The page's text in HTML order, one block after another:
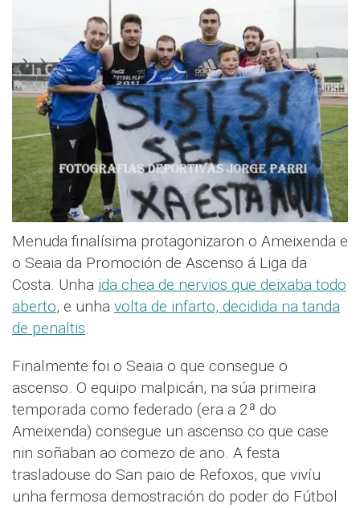
Menuda finalísima protagonizaron o Ameixenda e
o Seaia da Promoción de Ascenso á Liga da
Costa. Unha ida chea de nervios que deixaba todo
aberto, e unha volta de infarto, decidida na tanda
de penaltis.
Finalmente foi o Seaia o que consegue o
ascenso. O equipo malpicán, na súa primeira
temporada como federado (era a 2ª do
Ameixenda) consegue un ascenso co que case
nin soñaban ao comezo de ano. A festa
trasladouse do San paio de Refoxos, que vivíu
unha fermosa demostración do poder do Fútbol